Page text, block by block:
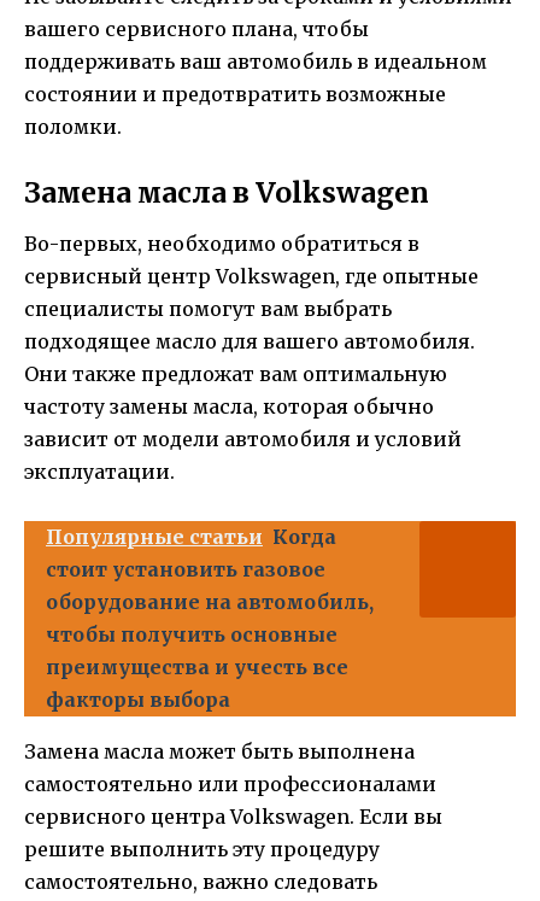
вашего сервисного плана, чтобы
поддерживать ваш автомобиль в идеальном
состоянии и предотвратить возможные
поломки.
Замена масла в Volkswagen
Во-первых, необходимо обратиться в
сервисный центр Volkswagen, где опытные
специалисты помогут вам выбрать
подходящее масло для вашего автомобиля.
Они также предложат вам оптимальную
частоту замены масла, которая обычно
зависит от модели автомобиля и условий
эксплуатации.
Популярные статьи Когда
стоит установить газовое
оборудование на автомобиль,
чтобы получить основные
преимущества и учесть все
факторы выбора
Замена масла может быть выполнена
самостоятельно или профессионалами
сервисного центра Volkswagen. Если вы
решите выполнить эту процедуру
самостоятельно, важно следовать